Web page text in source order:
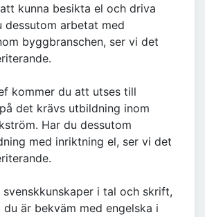
kunna besikta el och driva
dessutom arbetat med
byggbranschen, ser vi det
kommer du att utses till
det krävs utbildning inom
Har du dessutom
med inriktning el, ser vi det
i tal och skrift,
är bekväm med engelska i